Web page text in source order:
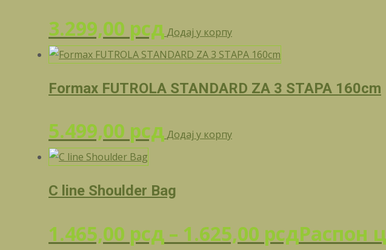
3.299,00 рсд Додај у корпу
Formax FUTROLA STANDARD ZA 3 STAPA 160cm
5.499,00 рсд Додај у корпу
C line Shoulder Bag
1.465,00 рсд – 1.625,00 рсдРаспон